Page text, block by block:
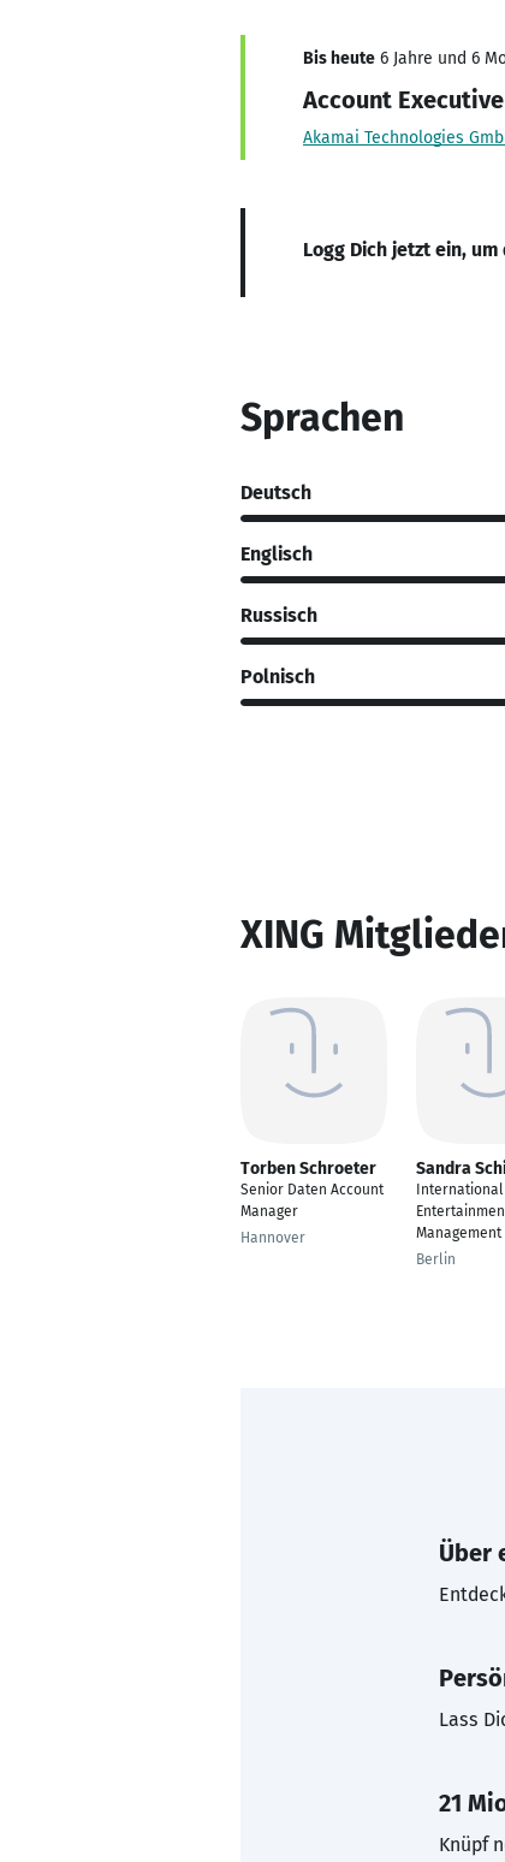
Bis heute 6 Jahre und 6
Account Executive
Akamai Technologies
Logg Dich jetzt ein,
Sprachen
Deutsch
Englisch
Russisch
Polnisch
XING
Torben Schroeter
Senior Daten Account
Manager
Hannover
Sandra
Management
Berlin
Über
Lass
21
Knüpf